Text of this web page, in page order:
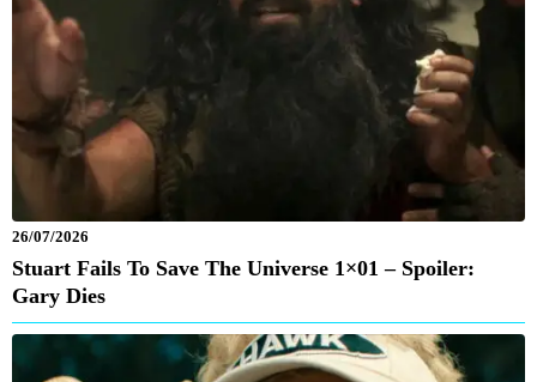
26/07/2026
Stuart Fails To Save The Universe 1×01 – Spoiler:
Gary Dies